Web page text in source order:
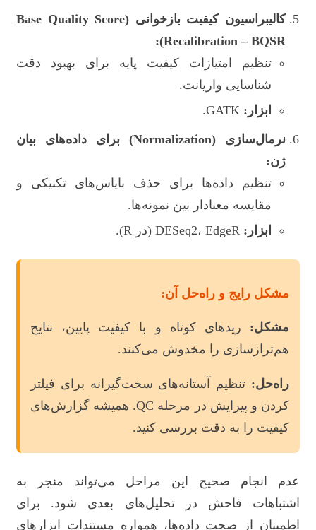
کالیبراسیون کیفیت بازخوانی (Base Quality Score
Recalibration – BQSR):
تنظیم امتیازات کیفیت پایه برای بهبود دقت
شناسایی واریانت.
ابزار:
نرمال‌سازی (Normalization) برای داده‌های بیان
ژن:
تنظیم داده‌ها برای حذف بایاس‌های تکنیکی و
مقایسه معنادار بین نمونه‌ها.
ابزار:
مشکل رایج و راه‌حل آن:
مشکل: ریدهای کوتاه و با کیفیت پایین، نتایج
هم‌ترازسازی را مخدوش می‌کنند.
راه‌حل: تنظیم آستانه‌های سخت‌گیرانه برای فیلتر
کردن و پیرایش در مرحله QC. همیشه گزارش‌های
کیفیت را به دقت بررسی کنید.
عدم انجام صحیح این مراحل می‌تواند منجر به
اشتباهات فاحش در تحلیل‌های بعدی شود. برای
اطمینان از صحت داده‌ها، همواره مستندات ابزارهای